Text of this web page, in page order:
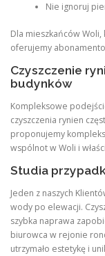
Nie ignoruj
Dla mieszkańców Woli,
oferujemy
Czyszczenie
budynków
Kompleksowe
czyszczenia rynien
proponujemy
wspólnot w Woli i
Studia
Jeden z naszych
wody po elewacji.
szybka naprawa
biurowca w rejonie
utrzymało estetykę i